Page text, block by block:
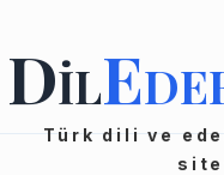
DİLE
Türk dili ve